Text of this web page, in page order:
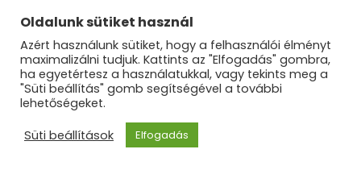
Megújult a fóti termelői piac!
©Dunakanyar Régió |Blossom Mommy Blog |
FejlesztetteBlossom Themes
Oldalunk sütiket használ
Azért használunk sütiket, hogy a felhasználói élményt
maximalizálni tudjuk. Kattints az "Elfogadás" gombra,
ha egyetértesz a használatukkal, vagy tekints meg a
"Süti beállítás" gomb segítségével a további
lehetőségeket.
Süti beállítások
Elfogadás